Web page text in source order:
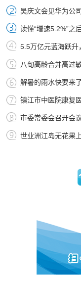
吴庆文会见华为公
读懂“增速5.2%”之
5.5万亿元蓝海跃升
八旬高龄合并高过
解暑的雨水快要来
镇江市中医院康复
市委常委会召开会
世业洲江岛无花果